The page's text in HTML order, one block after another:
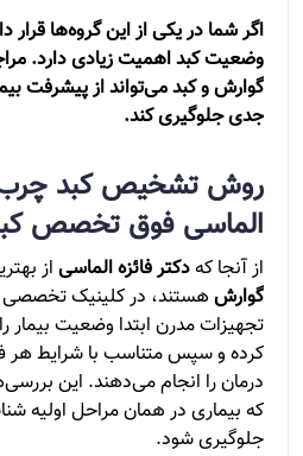
اگر شما در یکی از این گروه‌ها قرار
وضعیت کبد اهمیت زیادی دارد.
گوارش و کبد می‌تواند از پیشرفت
جدی جلوگیری کند.
روش تشخیص کبد چرب
الماسی فوق تخصص
از آنجا کهدکتر فائزه الماسی از
گوارش هستند، در کلینیک تخصصی
تجهیزات مدرن ابتدا وضعیت
کرده و سپس متناسب با شرایط هر
درمان را انجام می‌دهند. این
که بیماری در همان مراحل اولیه
جلوگیری شود.